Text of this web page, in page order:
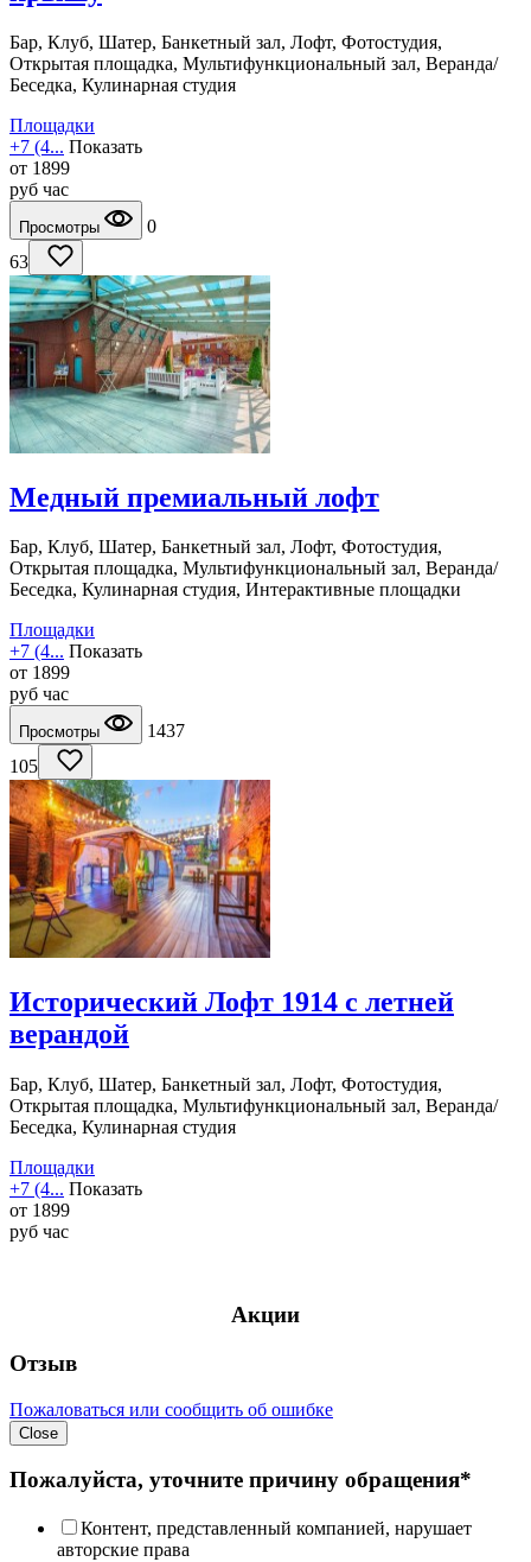
Бар, Клуб, Шатер, Банкетный зал, Лофт, Фотостудия,
Открытая площадка, Мультифункциональный зал, Веранда/
Беседка, Кулинарная студия
Площадки
+7 (4... Показать
от 1899
руб час
Просмотры
0
63
Медный премиальный лофт
Бар, Клуб, Шатер, Банкетный зал, Лофт, Фотостудия,
Открытая площадка, Мультифункциональный зал, Веранда/
Беседка, Кулинарная студия, Интерактивные площадки
Площадки
+7 (4... Показать
от 1899
руб час
Просмотры
1437
105
Исторический Лофт 1914 с летней
верандой
Бар, Клуб, Шатер, Банкетный зал, Лофт, Фотостудия,
Открытая площадка, Мультифункциональный зал, Веранда/
Беседка, Кулинарная студия
Площадки
+7 (4... Показать
от 1899
руб час
Акции
Отзыв
Пожаловаться или сообщить об ошибке
Close
Пожалуйста, уточните причину обращения*
Контент, представленный компанией, нарушает
авторские права